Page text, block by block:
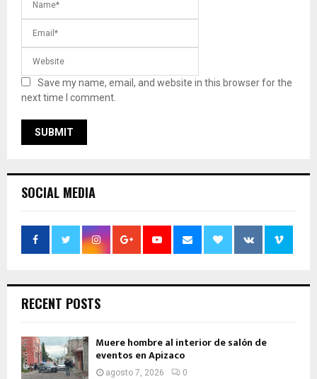
Save my name, email, and website in this browser for the
next time I comment.
SOCIAL MEDIA
RECENT POSTS
Muere hombre al interior de salón de
eventos en Apizaco
agosto 7, 2026 0